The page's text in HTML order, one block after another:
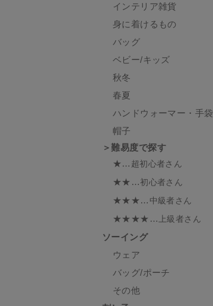
インテリア雑貨
身に着けるもの
バッグ
ベビー/キッズ
秋冬
春夏
ハンドウォーマー・手袋
帽子
＞難易度で探す
★… 超初心者さん
★★…初心者さん
★★★… 中級者さん
★★★★… 上級者さん
ソーイング
ウェア
バッグ/ポーチ
その他